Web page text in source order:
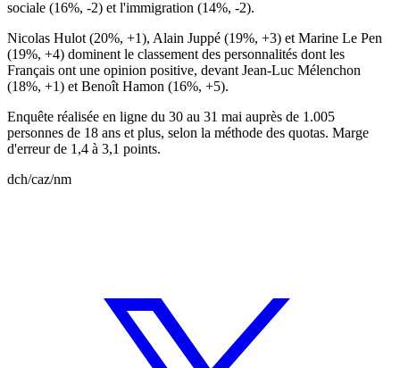
sociale (16%, -2) et l'immigration (14%, -2).
Nicolas Hulot (20%, +1), Alain Juppé (19%, +3) et Marine Le Pen
(19%, +4) dominent le classement des personnalités dont les
Français ont une opinion positive, devant Jean-Luc Mélenchon
(18%, +1) et Benoît Hamon (16%, +5).
Enquête réalisée en ligne du 30 au 31 mai auprès de 1.005
personnes de 18 ans et plus, selon la méthode des quotas. Marge
d'erreur de 1,4 à 3,1 points.
dch/caz/nm